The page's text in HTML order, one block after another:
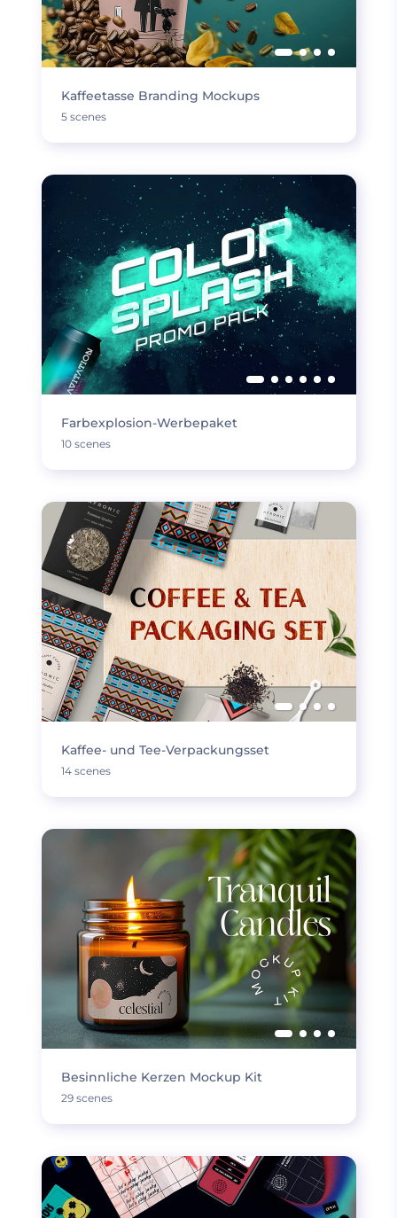
Kaffeetasse Branding Mockups
5 scenes
Farbexplosion-Werbepaket
10 scenes
Kaffee- und Tee-Verpackungsset
14 scenes
Besinnliche Kerzen Mockup Kit
29 scenes